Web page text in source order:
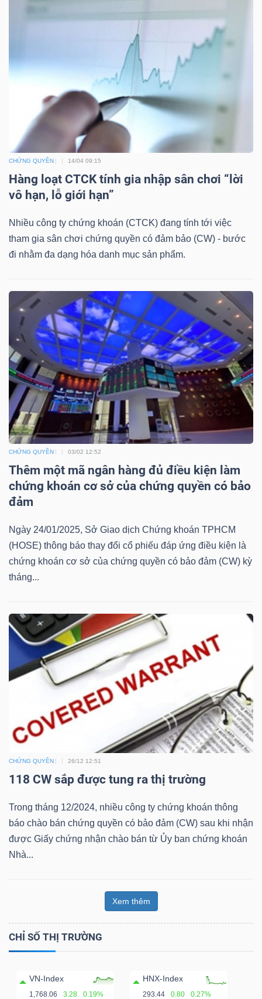
CHỨNG QUYỀN 14/04 09:15
Hàng loạt CTCK tính gia nhập sân chơi “lời
vô hạn, lỗ giới hạn”
Nhiều công ty chứng khoán (CTCK) đang tính tới việc
tham gia sân chơi chứng quyền có đảm bảo (CW) - bước
đi nhằm đa dạng hóa danh mục sản phẩm.
CHỨNG QUYỀN 03/02 12:52
Thêm một mã ngân hàng đủ điều kiện làm
chứng khoán cơ sở của chứng quyền có bảo
đảm
Ngày 24/01/2025, Sở Giao dịch Chứng khoán TPHCM
(HOSE) thông báo thay đổi cổ phiếu đáp ứng điều kiện là
chứng khoán cơ sở của chứng quyền có bảo đảm (CW) kỳ
tháng...
CHỨNG QUYỀN 26/12 12:51
118 CW sắp được tung ra thị trường
Trong tháng 12/2024, nhiều công ty chứng khoán thông
báo chào bán chứng quyền có bảo đảm (CW) sau khi nhận
được Giấy chứng nhận chào bán từ Ủy ban chứng khoán
Nhà...
Xem thêm
CHỈ SỐ THỊ TRƯỜNG
VN-Index
1,768.06 3.28 0.19%
HNX-Index
293.44 0.80 0.27%
(-)
Tất cả Cổ phiếu Chỉ số Chứng chỉ quỹ
Lãnh
đạo
(-)
Tất cả Người nội bộ
Tin
tức
(-)
Bài
viết
của
tác
giả
(-)
Báo
cáo
phân
tích
(-)
ngữ
(-)
(-)
Đào
Sách
tài
Truyền